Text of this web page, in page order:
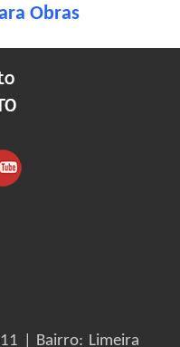
Obras
| Bairro: Limeira